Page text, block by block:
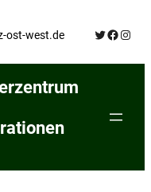
ost-west.de Twitter